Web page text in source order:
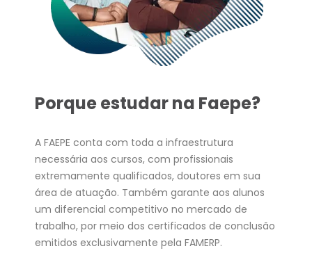
Porque estudar na Faepe?
A FAEPE conta com toda a infraestrutura
necessária aos cursos, com profissionais
extremamente qualificados, doutores em sua
área de atuação. Também garante aos alunos
um diferencial competitivo no mercado de
trabalho, por meio dos certificados de conclusão
emitidos exclusivamente pela FAMERP.